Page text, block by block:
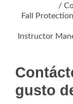
/
Fall
Instructor
gusto